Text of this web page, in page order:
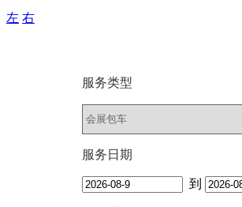
左 右
服务类型
服务日期
到